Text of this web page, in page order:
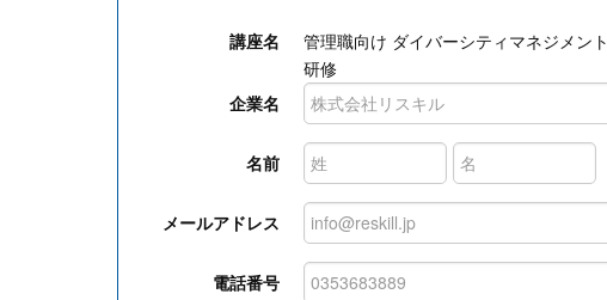
講座名
管理職向け ダイバーシティマネジメント
研修
企業名
名前
メールアドレス
電話番号